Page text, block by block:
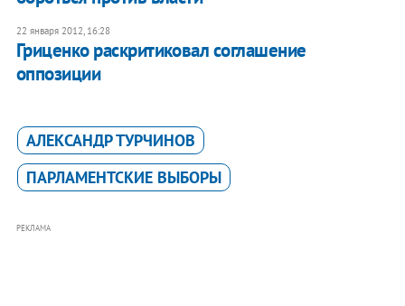
22 января 2012, 16:28
Гриценко раскритиковал соглашение
оппозиции
АЛЕКСАНДР ТУРЧИНОВ
ПАРЛАМЕНТСКИЕ ВЫБОРЫ
РЕКЛАМА